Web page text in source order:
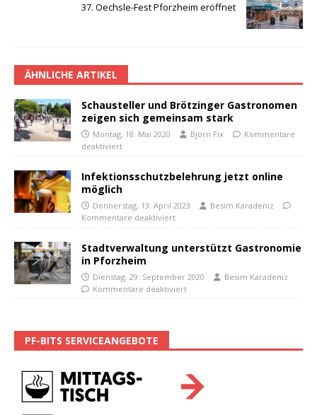
37. Oechsle-Fest Pforzheim eröffnet
ÄHNLICHE ARTIKEL
Schausteller und Brötzinger Gastronomen
zeigen sich gemeinsam stark
Montag, 18. Mai 2020 Björn Fix
Kommentare
deaktiviert
Infektionsschutzbelehrung jetzt online
möglich
Donnerstag, 13. April 2023
Besim Karadeniz
Kommentare deaktiviert
Stadtverwaltung unterstützt Gastronomie
in Pforzheim
Dienstag, 29. September 2020
Besim Karadeniz
Kommentare deaktiviert
PF-BITS SERVICEANGEBOTE